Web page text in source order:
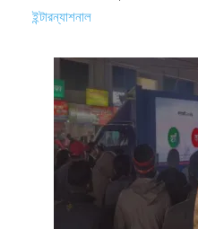
In relation to
ইন্টারন্যাশনাল